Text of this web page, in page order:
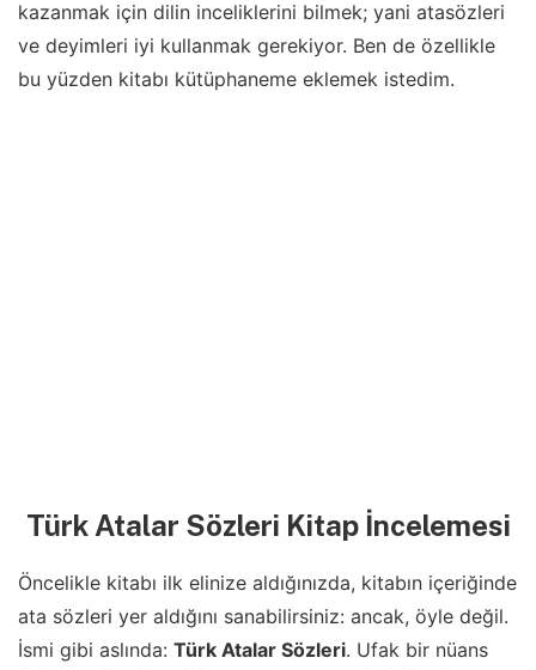
kazanmak için dilin inceliklerini bilmek; yani atasözleri
ve deyimleri iyi kullanmak gerekiyor. Ben de özellikle
bu yüzden kitabı kütüphaneme eklemek istedim.
Türk Atalar Sözleri Kitap İncelemesi
Öncelikle kitabı ilk elinize aldığınızda, kitabın içeriğinde
ata sözleri yer aldığını sanabilirsiniz: ancak, öyle değil.
İsmi gibi aslında: Türk Atalar Sözleri. Ufak bir nüans